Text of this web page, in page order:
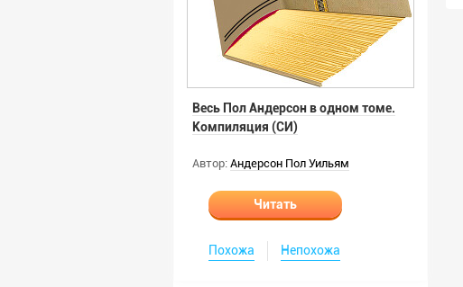
Весь Пол Андерсон в одном томе.
Компиляция (СИ)
Автор: Андерсон Пол Уильям
Читать
Похожа Непохожа